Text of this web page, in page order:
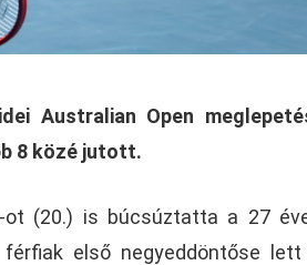
Australian Open
8 közé jutott.
ot (20.) is búcsúztatta a 27
első negyeddöntőse